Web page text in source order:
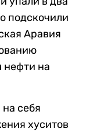
подскочили
Аравия
нефти на
на себя
хуситов